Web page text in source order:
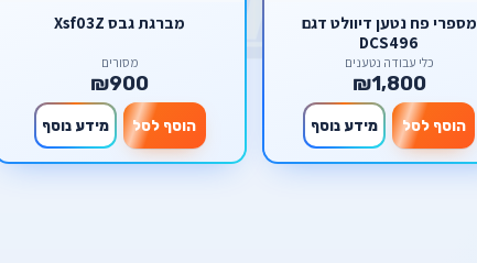
מספרי פח נטען דיוולט דגם
DCS496
כלי עבודה נטענים
₪1,800
הוסף לסל מידע נוסף
מברגת גבס Xsf03Z
מסורים
₪900
הוסף לסל מידע נוסף